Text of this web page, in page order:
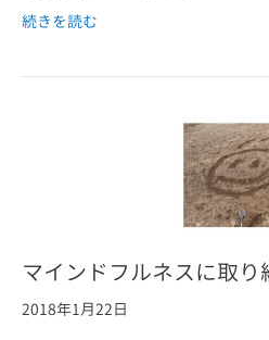
続きを読む
マインドフルネスに取
2018年1月22日